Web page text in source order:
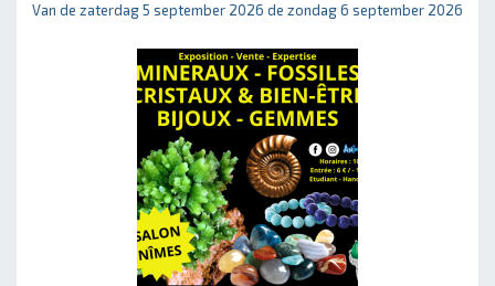
Van de zaterdag 5 september 2026 de zondag 6 september 2026